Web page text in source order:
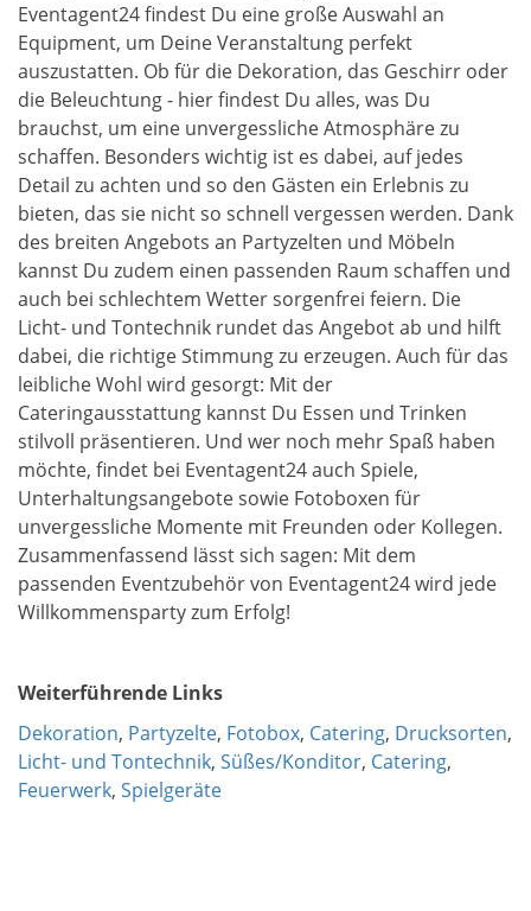
Eventagent24 findest Du eine große Auswahl an
Equipment, um Deine Veranstaltung perfekt
auszustatten. Ob für die Dekoration, das Geschirr oder
die Beleuchtung - hier findest Du alles, was Du
brauchst, um eine unvergessliche Atmosphäre zu
schaffen. Besonders wichtig ist es dabei, auf jedes
Detail zu achten und so den Gästen ein Erlebnis zu
bieten, das sie nicht so schnell vergessen werden. Dank
des breiten Angebots an Partyzelten und Möbeln
kannst Du zudem einen passenden Raum schaffen und
auch bei schlechtem Wetter sorgenfrei feiern. Die
Licht- und Tontechnik rundet das Angebot ab und hilft
dabei, die richtige Stimmung zu erzeugen. Auch für das
leibliche Wohl wird gesorgt: Mit der
Cateringausstattung kannst Du Essen und Trinken
stilvoll präsentieren. Und wer noch mehr Spaß haben
möchte, findet bei Eventagent24 auch Spiele,
Unterhaltungsangebote sowie Fotoboxen für
unvergessliche Momente mit Freunden oder Kollegen.
Zusammenfassend lässt sich sagen: Mit dem
passenden Eventzubehör von Eventagent24 wird jede
Willkommensparty zum Erfolg!
Weiterführende Links
Dekoration, Partyzelte, Fotobox, Catering, Drucksorten,
Licht- und Tontechnik, Süßes/Konditor, Catering,
Feuerwerk, Spielgeräte